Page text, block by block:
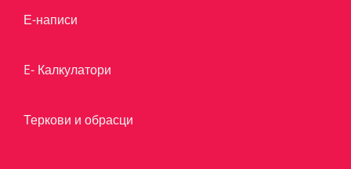
Е-написи
E- Калкулатори
Теркови и обрасци